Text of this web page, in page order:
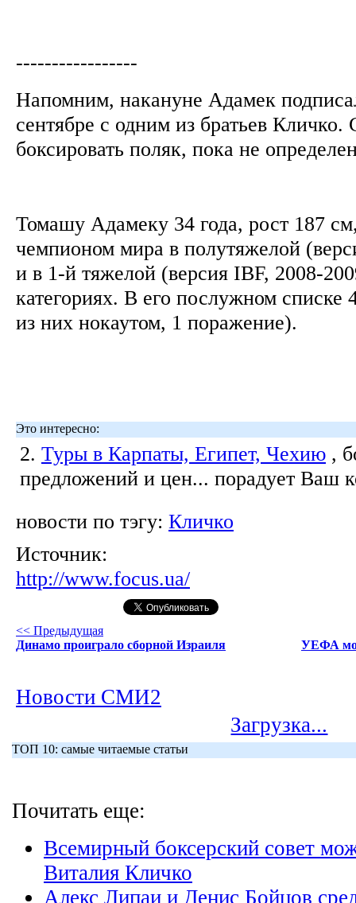
-----------------
Напомним, накануне Адамек
сентябре с одним из братьев
боксировать поляк, пока не
Томашу Адамеку 34 года, рост 187
чемпионом мира в полутяжелой
и в 1-й тяжелой (версия IBF, 2008-
категориях. В его послужном списке
из них нокаутом, 1 поражение).
Это интересно:
2. Туры в Карпаты, Египет, Чехию ,
предложений и цен... порадует Ваш
новости по тэгу: Кличко
Источник:
http://www.focus.ua/
<< Предыдущая
Динамо проиграло сборной Израиля
УЕФА
Новости СМИ2
Загрузка...
ТОП 10: самые читаемые статьи
Почитать еще:
Всемирный боксерский совет
Виталия Кличко
Алекс Липаи и Денис Бойцов